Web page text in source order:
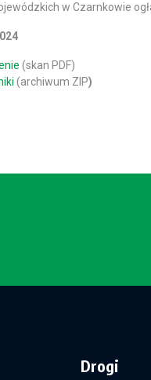
w Czarnkowie
(skan PDF)
(archiwum ZIP)
Drogi